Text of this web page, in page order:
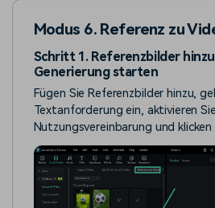
Modus 6. Referenz zu
Schritt 1. Referenzbilder
Generierung starten
Fügen Sie Referenzbilder hinzu,
Textanforderung ein, aktivieren
Nutzungsvereinbarung und klicken